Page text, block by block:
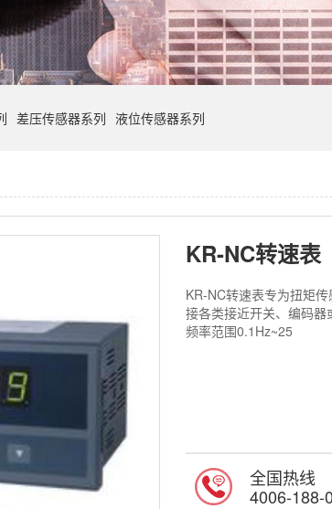
差压传感器系列 液位传感器系列
KR-NC转速表
KR-NC转速表专为扭矩
接各类接近开关、编码
频率范围0.1Hz~25
全国热线
4006-188-